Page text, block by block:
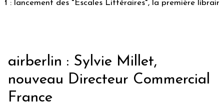
des "Escales Littéraires", la première librairie
airberlin : Sylvie Millet,
nouveau Directeur Commercial
France